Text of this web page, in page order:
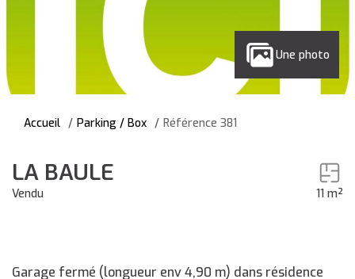
Une photo
Accueil Parking / Box Référence 381
LA BAULE
Vendu 11 m²
Garage fermé (longueur env 4,90 m) dans résidence